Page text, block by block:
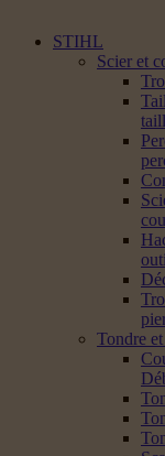
STIHL
Scier et
Tondre